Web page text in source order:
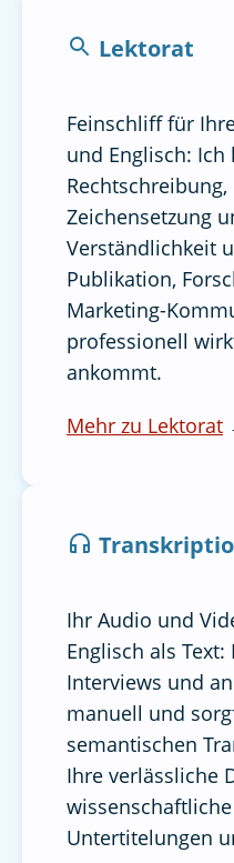
Lektorat
Feinschliff für
und Englisch: Ich
Zeichensetzung
Verständlichkeit
Publikation,
Marketing-
professionell
ankommt.
Mehr zu Lektorat
Ihr Audio und
Englisch als
Interviews und
manuell und
semantischen
Ihre verlässliche
Untertitelungen